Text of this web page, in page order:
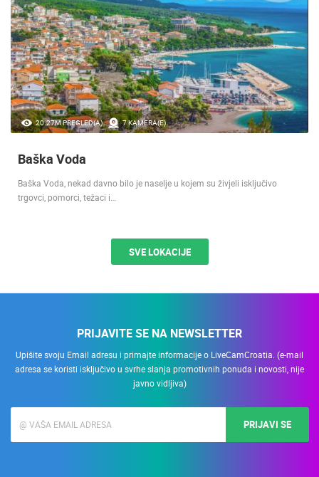
20.27M PREGLED(A) 7 KAMERA(E)
Baška Voda
Baška Voda, nekad davno bilo je naselje u kojem su živjeli isključivo
trgovci, pomorci, težaci i…
SVE LOKACIJE
PRIJAVITE SE NA NEWSLETTER
Upišite svoju Email adresu i primajte informacije o LiveCamCroatia. (e-mail
adresa se koristi isključivo u svrhe slanja promotivnih ponuda i novosti, nije
javno vidljiva)
PRIJAVI SE